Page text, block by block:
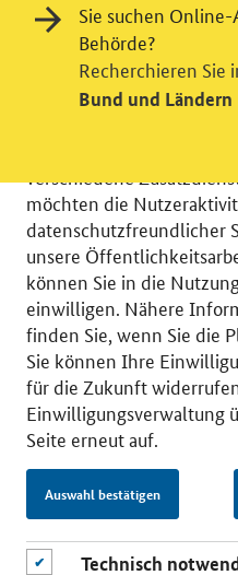
© 2026 Bundesministerium
RSS
Benutzerhinweise
Impressum
Barrierefreiheit
Einwilligungsverwaltung
Einwilligung in
Videodienst
verschiedene
möchten die
datenschutzfreundlicher
unsere
können Sie in die
einwilligen. Nähere
finden Sie, wenn Sie die
Sie können Ihre
für die Zukunft
Einwilligungsverwaltung
Seite erneut auf.
Auswahl bestätigen
Technisch
Sie suchen
Behörde?
Recherchieren Sie
Bund und Ländern